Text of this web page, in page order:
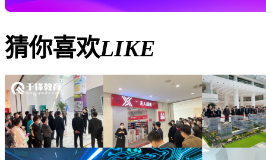
猜你喜欢LIKE